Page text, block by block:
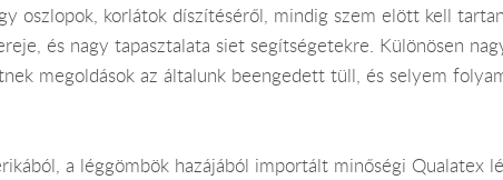
oszlopok, korlátok díszítéséről, mindig szem elött kell
és nagy tapasztalata siet segítségetekre. Különösen
megoldások az általunk beengedett tüll, és selyem
a léggömbök hazájából importált minőségi Qualatex